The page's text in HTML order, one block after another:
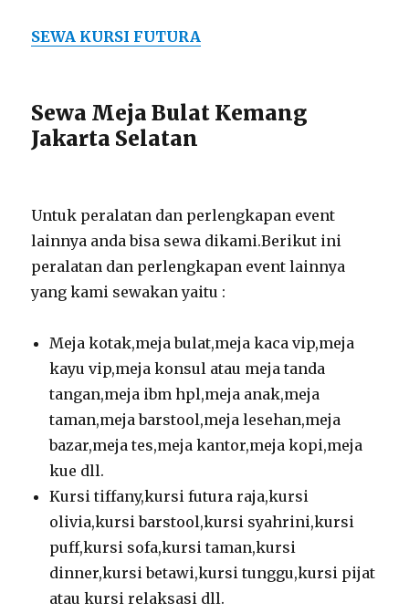
SEWA KURSI FUTURA
Sewa Meja Bulat Kemang
Jakarta Selatan
Untuk peralatan dan perlengkapan event
lainnya anda bisa sewa dikami.Berikut ini
peralatan dan perlengkapan event lainnya
yang kami sewakan yaitu :
Meja kotak,meja bulat,meja kaca vip,meja
kayu vip,meja konsul atau meja tanda
tangan,meja ibm hpl,meja anak,meja
taman,meja barstool,meja lesehan,meja
bazar,meja tes,meja kantor,meja kopi,meja
kue dll.
Kursi tiffany,kursi futura raja,kursi
olivia,kursi barstool,kursi syahrini,kursi
puff,kursi sofa,kursi taman,kursi
dinner,kursi betawi,kursi tunggu,kursi pijat
atau kursi relaksasi dll.